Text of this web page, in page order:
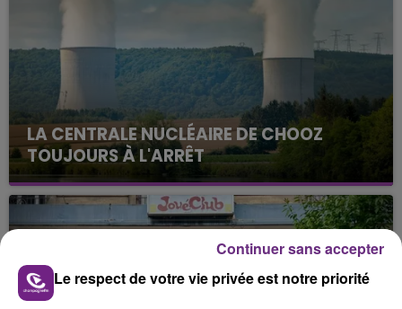
LA CENTRALE NUCLÉAIRE DE CHOOZ
TOUJOURS À L'ARRÊT
Cela fait déjà une semaine que la centrale
nucléaire ardennaise est à l'arrêt. Une situation
justifiée par la sécheresse intense qui est toujours
Le respect de votre vie privée est notre priorité
Continuer sans accepter